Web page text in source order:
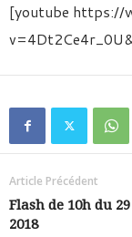
[youtube https://
Article Précédent
Flash de 10h du
2018